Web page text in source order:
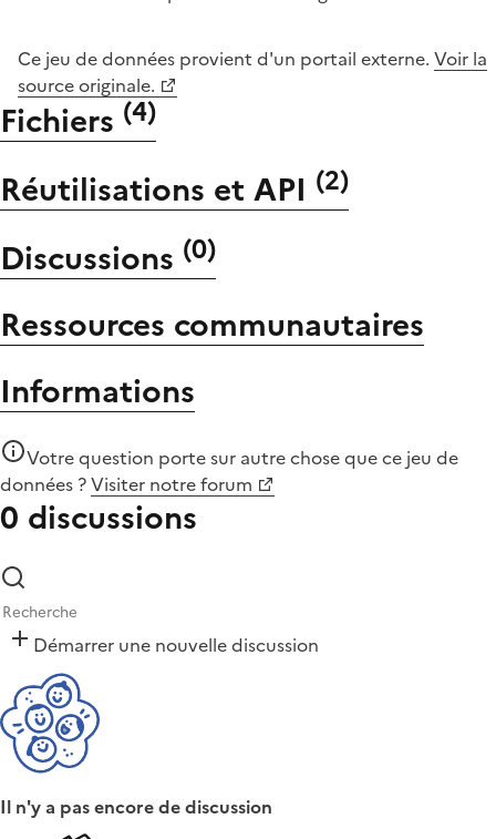
Ce jeu de données provient d'un portail externe. Voir la
source originale.
Fichiers (4)
Réutilisations et API (2)
Discussions (0)
Ressources communautaires
Informations
Votre question porte sur autre chose quece jeu de
données ?Visiter notre forum
0 discussions
Démarrer une nouvelle discussion
Il n'y a pas encore de discussion